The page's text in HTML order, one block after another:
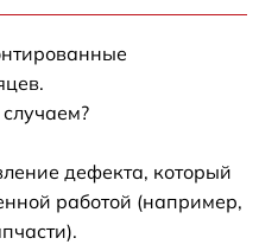
дефекта, который
работой (например,